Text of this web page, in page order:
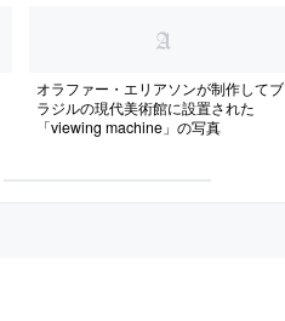
オラファー・エリアソンが制作してブ
ラジルの現代美術館に設置された
「viewing machine」の写真